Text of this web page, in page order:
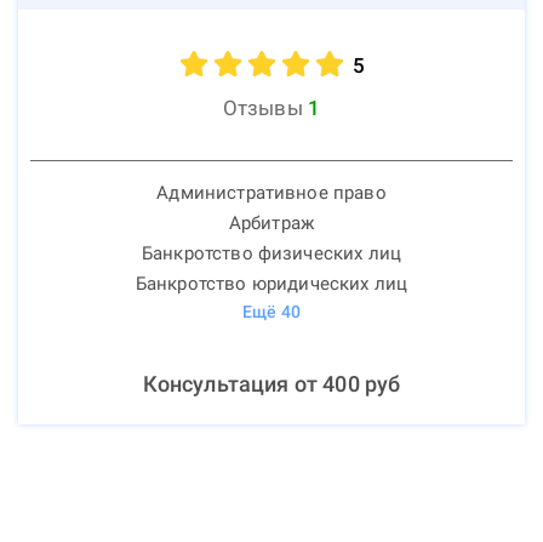
5
Отзывы 1
Административное право
Арбитраж
Банкротство физических лиц
Банкротство юридических лиц
Ещё 40
Консультация от400руб